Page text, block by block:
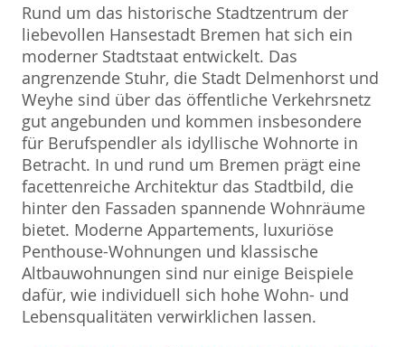
Rund um das historische Stadtzentrum der
liebevollen Hansestadt Bremen hat sich ein
moderner Stadtstaat entwickelt. Das
angrenzende Stuhr, die Stadt Delmenhorst und
Weyhe sind über das öffentliche Verkehrsnetz
gut angebunden und kommen insbesondere
für Berufspendler als idyllische Wohnorte in
Betracht. In und rund um Bremen prägt eine
facettenreiche Architektur das Stadtbild, die
hinter den Fassaden spannende Wohnräume
bietet. Moderne Appartements, luxuriöse
Penthouse-Wohnungen und klassische
Altbauwohnungen sind nur einige Beispiele
dafür, wie individuell sich hohe Wohn- und
Lebensqualitäten verwirklichen lassen.